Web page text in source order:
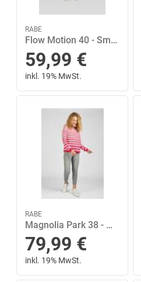
RABE
Flow Motion 40 - Smaragd
59,99 €
inkl. 19% MwSt.
RABE
Magnolia Park 38 - Magenta
79,99 €
inkl. 19% MwSt.